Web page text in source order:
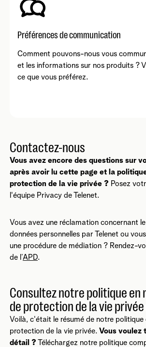
Préférences de communication
Comment pouvons-nous vous
et les informations sur nos produits ?
ce que vous préférez.
Contactez-nous
Vous avez encore des questions sur
après avoir lu cette page et la
protection de la vie privée ? Posez
l'équipe Privacy de Telenet.
Vous avez une réclamation concernant
données personnelles par Telenet ou
une procédure de médiation ? Rendez-
de l’APD.
Consultez notre politique en
de protection de la vie privée
Voilà, c'était le résumé de notre politique
protection de la vie privée. Vous voulez
détail ? Téléchargez notre politique